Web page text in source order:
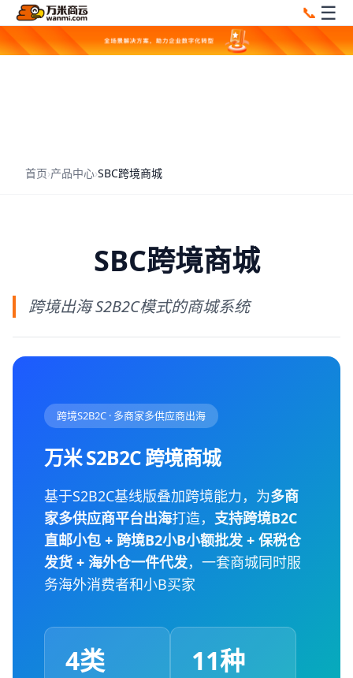
📞 ☰
首页›产品中心›SBC跨境商城
SBC跨境商城
跨境出海 S2B2C模式的商城系统
跨境S2B2C · 多商家多供应商出海
万米 S2B2C 跨境商城
基于S2B2C基线版叠加跨境能力，为多商
家多供应商平台出海打造， 支持跨境B2C
直邮小包 + 跨境B2小B小额批发 + 保税仓
发货 + 海外仓一件代发，一套商城同时服
务海外消费者和小B买家
4类 11种